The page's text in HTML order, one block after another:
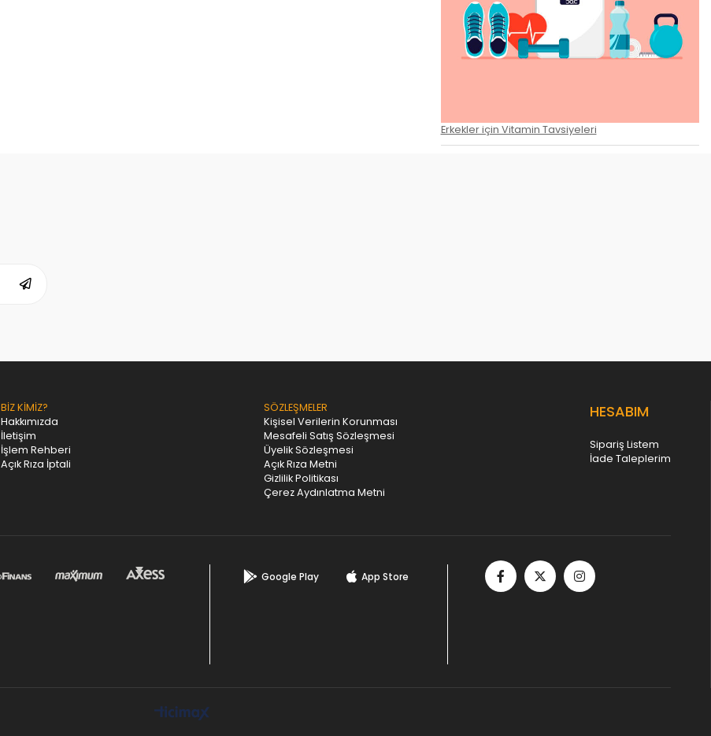
Erkekler için Vitamin Tavsiyeleri
BİZ KİMİZ?
Hakkımızda
İletişim
İşlem Rehberi
Açık Rıza İptali
SÖZLEŞMELER
Kişisel Verilerin Korunması
Mesafeli Satış Sözleşmesi
Üyelik Sözleşmesi
Açık Rıza Metni
Gizlilik Politikası
Çerez Aydınlatma Metni
HESABIM
Sipariş Listem
İade Taleplerim
Google Play App Store